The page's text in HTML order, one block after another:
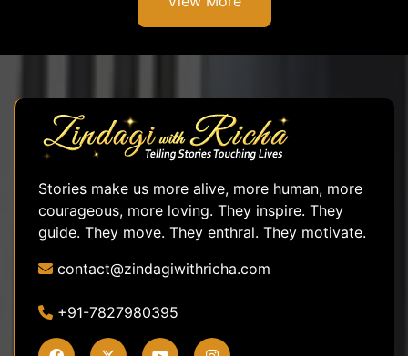
Stories make us more alive, more human, more
courageous, more loving. They inspire. They
guide. They move. They enthral. They motivate.
contact@zindagiwithricha.com
+91-7827980395